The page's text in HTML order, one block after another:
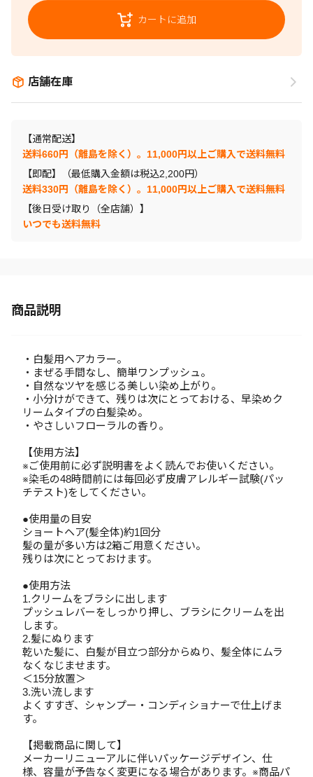
カートに追加
店舗在庫
【通常配送】
送料660円（離島を除く）。11,000円以上ご購入で送料無料
【即配】（最低購入金額は税込2,200円）
送料330円（離島を除く）。11,000円以上ご購入で送料無料
【後日受け取り（全店舗）】
いつでも送料無料
商品説明
・白髪用ヘアカラー。
・まぜる手間なし、簡単ワンプッシュ。
・自然なツヤを感じる美しい染め上がり。
・小分けができて、残りは次にとっておける、早染めク
リームタイプの白髪染め。
・やさしいフローラルの香り。
【使用方法】
※ご使用前に必ず説明書をよく読んでお使いください。
※染毛の48時間前には毎回必ず皮膚アレルギー試験(パッ
チテスト)をしてください。
●使用量の目安
ショートヘア(髪全体)約1回分
髪の量が多い方は2箱ご用意ください。
残りは次にとっておけます。
●使用方法
1.クリームをブラシに出します
プッシュレバーをしっかり押し、ブラシにクリームを出
します。
2.髪にぬります
乾いた髪に、白髪が目立つ部分からぬり、髪全体にムラ
なくなじませます。
＜15分放置＞
3.洗い流します
よくすすぎ、シャンプー・コンディショナーで仕上げま
す。
【掲載商品に関して】
メーカーリニューアルに伴いパッケージデザイン、仕
様、容量が予告なく変更になる場合があります。※商品パ